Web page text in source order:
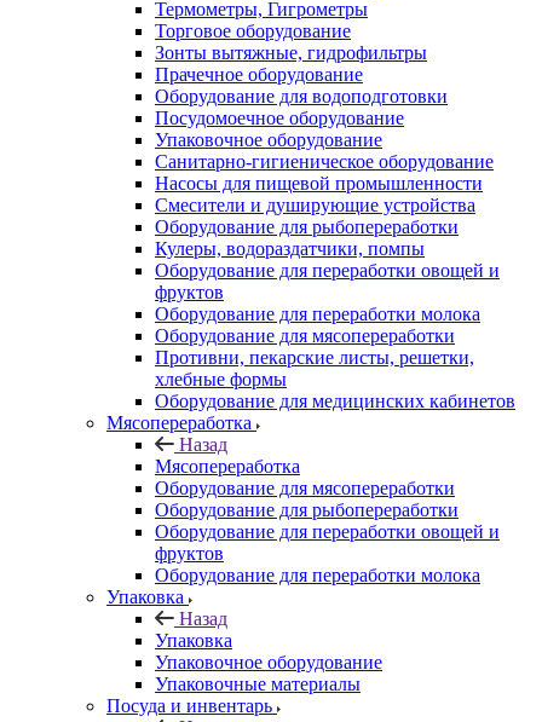
Термометры, Гигрометры
Торговое оборудование
Зонты вытяжные, гидрофильтры
Прачечное оборудование
Оборудование для водоподготовки
Посудомоечное оборудование
Упаковочное оборудование
Санитарно-гигиеническое оборудование
Насосы для пищевой промышленности
Смесители и душирующие устройства
Оборудование для рыбопереработки
Кулеры, водораздатчики, помпы
Оборудование для переработки овощей и
фруктов
Оборудование для переработки молока
Оборудование для мясопереработки
Противни, пекарские листы, решетки,
хлебные формы
Оборудование для медицинских кабинетов
Мясопереработка
Назад
Мясопереработка
Оборудование для мясопереработки
Оборудование для рыбопереработки
Оборудование для переработки овощей и
фруктов
Оборудование для переработки молока
Упаковка
Назад
Упаковка
Упаковочное оборудование
Упаковочные материалы
Посуда и инвентарь